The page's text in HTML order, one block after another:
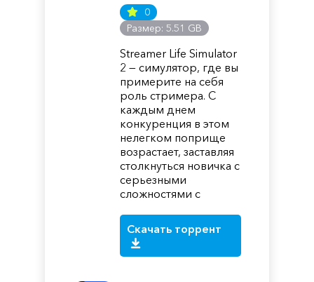
0
Размер: 5.51 GB
Streamer Life Simulator
2 — симулятор, где вы
примерите на себя
роль стримера. С
каждым днем
конкуренция в этом
нелегком поприще
возрастает, заставляя
столкнуться новичка с
серьезными
сложностями с
Скачать торрент